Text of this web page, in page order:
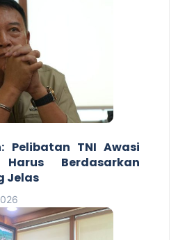
Pelibatan TNI Awasi
Berdasarkan
Jelas